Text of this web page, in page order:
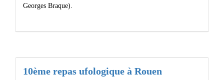
Georges Braque).
10ème repas ufologique à Rouen